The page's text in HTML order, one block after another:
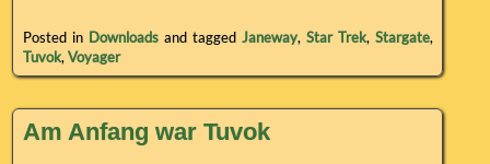
Posted in Downloadsand tagged Janeway, Star Trek, Stargate,
Tuvok, Voyager
Am Anfang war Tuvok